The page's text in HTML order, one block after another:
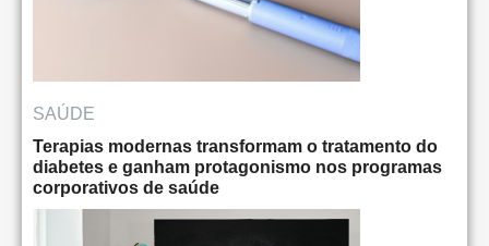
SAÚDE
Terapias modernas transformam o tratamento do
diabetes e ganham protagonismo nos programas
corporativos de saúde